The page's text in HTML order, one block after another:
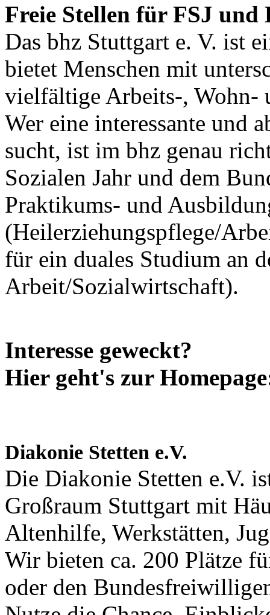
Freie Stellen für FSJ und
Das bhz Stuttgart e. V. ist
bietet Menschen mit
vielfältige Arbeits-, Wohn-
Wer eine interessante und
sucht, ist im bhz genau
Sozialen Jahr und dem
Praktikums- und
(Heilerziehungspflege/
für ein duales Studium an
Arbeit/Sozialwirtschaft).
Interesse geweckt?
Hier geht's zur
Diakonie Stetten e.V.
Die Diakonie Stetten e.V.
Großraum Stuttgart mit
Altenhilfe, Werkstätten,
Wir bieten ca. 200 Plätze
oder den